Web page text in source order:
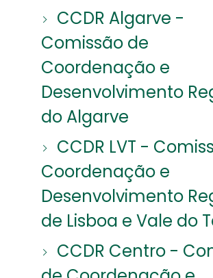
CCDR Algarve -
Comissão de
Coordenação e
Desenvolvimento
do Algarve
CCDR LVT -
Coordenação e
Desenvolvimento
de Lisboa e Vale do
CCDR Centro -